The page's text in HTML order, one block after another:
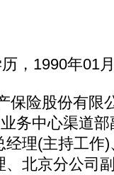
1990年01
险股份有限
务中心渠道
理(主持工作
北京分公司